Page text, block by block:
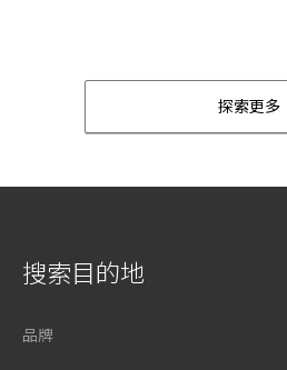
探索更多
搜索目的地
品牌